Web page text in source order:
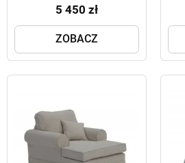
5 450 zł
ZOBACZ